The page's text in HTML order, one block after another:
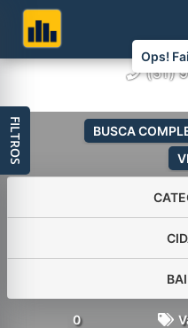
(51)
BUSCA
0
FILTROS
Ops!